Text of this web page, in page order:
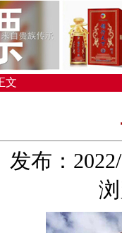
文
布：
浏